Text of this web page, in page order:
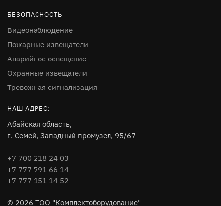
БЕЗОПАСНОСТЬ
Видеонаблюдение
Пожарные извещатели
Аварийное освещение
Охранные извещатели
Тревожная сигнализация
НАШ АДРЕС:
Абайская область,
г. Семей, Западный промузел, 95/67
+7 700 218 24 03
+7 777 791 66 14
+7 777 151 14 52
© 2026 ТОО "Комплектоборудование"